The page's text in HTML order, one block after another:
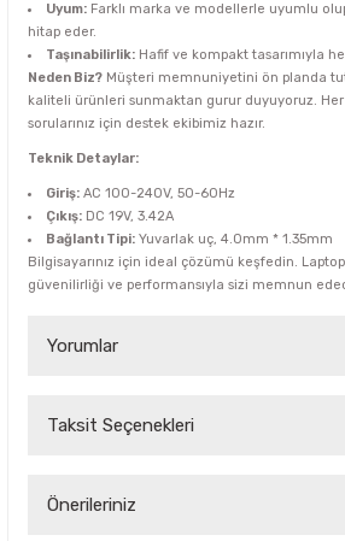
Uyum: Farklı marka ve modellerle uyumlu
hitap eder.
Taşınabilirlik: Hafif ve kompakt tasarımıyla
Neden Biz? Müşteri memnuniyetini ön planda
kaliteli ürünleri sunmaktan gurur duyuyoruz. Her
sorularınız için destek ekibimiz hazır.
Teknik Detaylar:
Giriş: AC 100-240V, 50-60Hz
Çıkış: DC 19V, 3.42A
Bağlantı Tipi: Yuvarlak uç, 4.0mm * 1.35mm
Bilgisayarınız için ideal çözümü keşfedin.
güvenilirliği ve performansıyla sizi memnun
Yorumlar
Bu ürüne ilk yorumu siz
Taksit Seçenekleri
Önerileriniz